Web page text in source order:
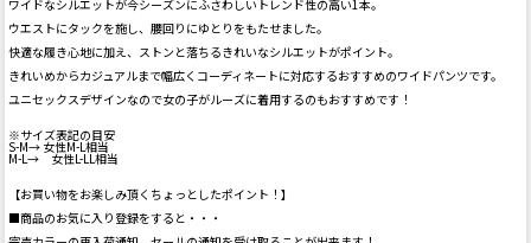
ワイドなシルエットが今シーズンにふさわしいトレンド性の高い1本。
ウエストにタックを施し、腰回りにゆとりをもたせました。
快適な履き心地に加え、ストンと落ちるきれいなシルエットがポイント。
きれいめからカジュアルまで幅広くコーディネートに対応するおすすめのワイドパンツです。
ユニセックスデザインなので女の子がルーズに着用するのもおすすめです！
※サイズ表記の目安
S-M→ 女性M-L相当
M-L→ 女性L-LL相当
【お買い物をお楽しみ頂くちょっとしたポイント！】
■商品のお気に入り登録をすると・・・